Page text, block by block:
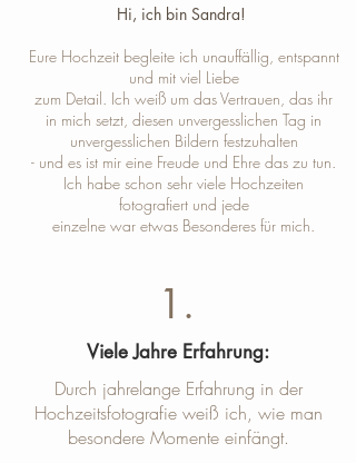
Hi, ich bin Sandra! ​
Eure Hochzeit begleite ich unauffällig, entspannt
und mit viel Liebe
zum Detail. Ich weiß um das Vertrauen, das ihr
in mich setzt, diesen unvergesslichen Tag in
unvergesslichen Bildern festzuhalten
- und es ist mir eine Freude und Ehre das zu tun.
Ich habe schon sehr viele Hochzeiten
fotografiert und jede
einzelne war etwas Besonderes für mich.
1.
Viele Jahre Erfahrung:
Durch jahrelange Erfahrung in der
Hochzeitsfotografie weiß ich, wie man
besondere Momente einfängt.